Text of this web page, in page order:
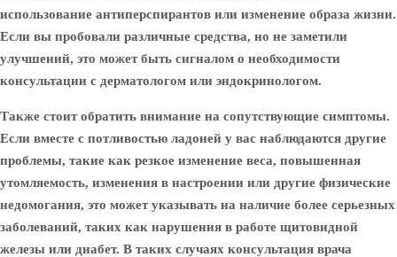
использование антиперспирантов или изменение образа жизни.
Если вы пробовали различные средства, но не заметили
улучшений, это может быть сигналом о необходимости
консультации с дерматологом или эндокринологом.
Также стоит обратить внимание на сопутствующие симптомы.
Если вместе с потливостью ладоней у вас наблюдаются другие
проблемы, такие как резкое изменение веса, повышенная
утомляемость, изменения в настроении или другие физические
недомогания, это может указывать на наличие более серьезных
заболеваний, таких как нарушения в работе щитовидной
железы или диабет. В таких случаях консультация врача